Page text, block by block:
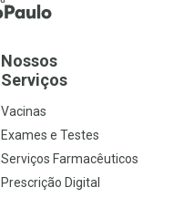
Nossos
Serviços
Vacinas
Exames e Testes
Serviços Farmacêuticos
Prescrição Digital